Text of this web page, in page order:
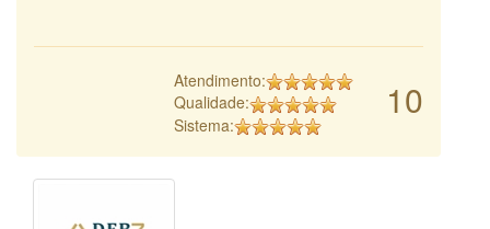
10
Atendimento:
Qualidade:
Sistema: